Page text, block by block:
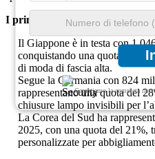
Garantiamo la completa
I primi 3 principali paesi
Il Giappone è in testa con
conquistando una quota del
di moda di fascia alta.
Segue la Germania con 824
rappresentano una quota del
chiusure lampo invisibili per
La Corea del Sud ha
2025, con una quota del 21%,
personalizzate per